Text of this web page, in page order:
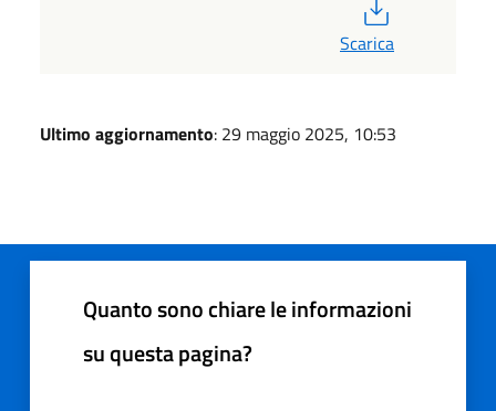
Scarica
Ultimo aggiornamento: 29 maggio 2025, 10:53
Quanto sono chiare le informazioni
su questa pagina?